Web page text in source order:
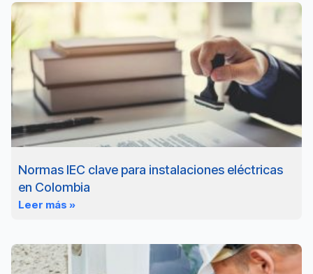
Normas IEC clave para instalaciones eléctricas
en Colombia
Leer más »